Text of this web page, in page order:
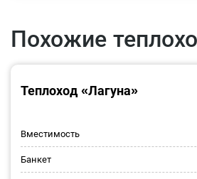
Похожие
Теплоход «Лагуна»
Вместимость
Банкет